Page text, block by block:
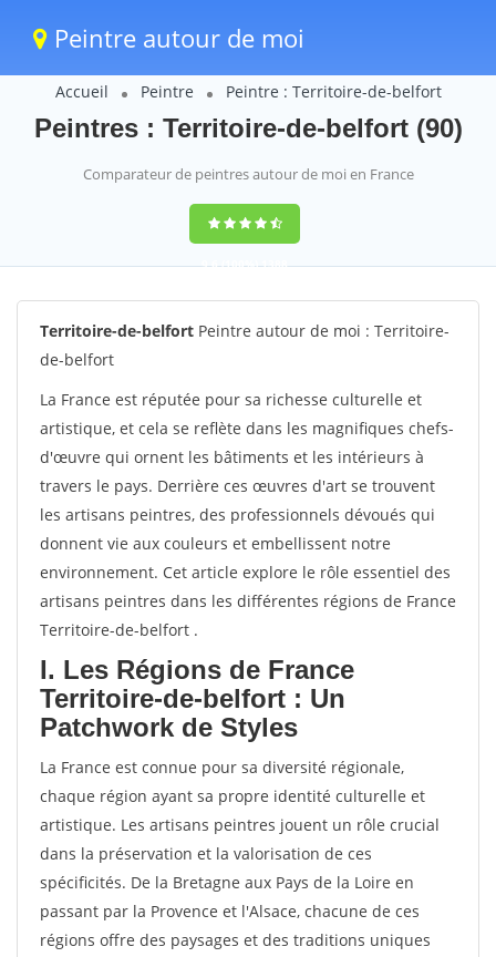
Peintre autour de moi
Accueil Peintre Peintre : Territoire-de-belfort
Peintres : Territoire-de-belfort (90)
Comparateur de peintres autour de moi en France
9,6(100%)1388
votes
Territoire-de-belfort Peintre autour de moi : Territoire-
de-belfort
La France est réputée pour sa richesse culturelle et
artistique, et cela se reflète dans les magnifiques chefs-
d'œuvre qui ornent les bâtiments et les intérieurs à
travers le pays. Derrière ces œuvres d'art se trouvent
les artisans peintres, des professionnels dévoués qui
donnent vie aux couleurs et embellissent notre
environnement. Cet article explore le rôle essentiel des
artisans peintres dans les différentes régions de France
Territoire-de-belfort .
I. Les Régions de France
Territoire-de-belfort : Un
Patchwork de Styles
La France est connue pour sa diversité régionale,
chaque région ayant sa propre identité culturelle et
artistique. Les artisans peintres jouent un rôle crucial
dans la préservation et la valorisation de ces
spécificités. De la Bretagne aux Pays de la Loire en
passant par la Provence et l'Alsace, chacune de ces
régions offre des paysages et des traditions uniques